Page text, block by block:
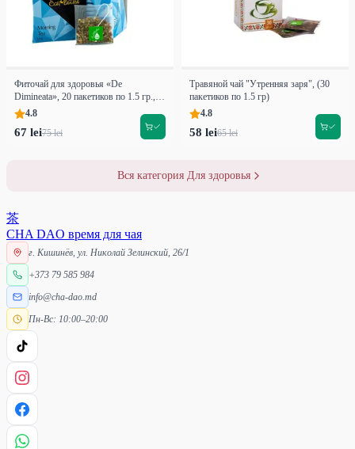
Фиточай для здоровья «De
Dimineata», 20 пакетиков по 1.5 гр.,
Premium
4.8
67 lei75 lei
Травяной чай "Утренняя заря", (30
пакетиков по 1.5 гр)
4.8
58 lei65 lei
Вся категория Для здоровья
茶
CHA DAO время для чая
г. Кишинёв, ул. Николай Зелинский, 26/1
+373 79 585 984
info@cha-dao.md
Пн-Вс: 10:00–20:00